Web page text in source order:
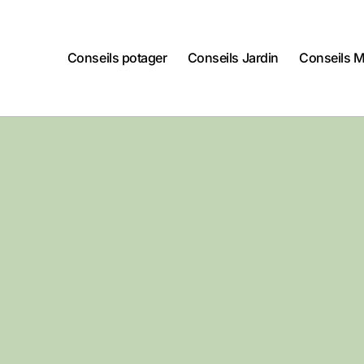
Conseils potager
Conseils Jardin Conseils